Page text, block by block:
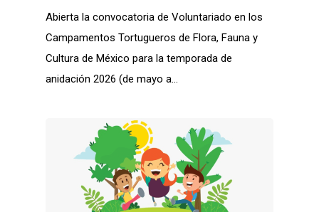
Abierta la convocatoria de Voluntariado en los
Campamentos Tortugueros de Flora, Fauna y
Cultura de México para la temporada de
anidación 2026 (de mayo a…